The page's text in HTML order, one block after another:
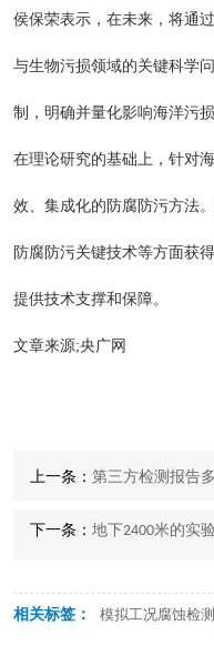
侯保荣表示，在未来，将通
与生物污损领域的关键科学
制，明确并量化影响海洋污
在理论研究的基础上，针对
效、集成化的防腐防污方法
防腐防污关键技术等方面获
提供技术支撑和保障。
文章来源;央广网
上一条： 第三方检测报告
下一条： 地下2400米的实
相关标签： 模拟工况腐蚀检测